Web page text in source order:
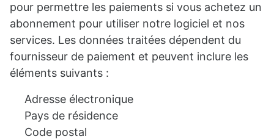
pour permettre les paiements si vous achetez un
abonnement pour utiliser notre logiciel et nos
services. Les données traitées dépendent du
fournisseur de paiement et peuvent inclure les
éléments suivants :
Adresse électronique
Pays de résidence
Code postal